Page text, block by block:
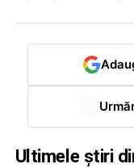
Ultimele știri